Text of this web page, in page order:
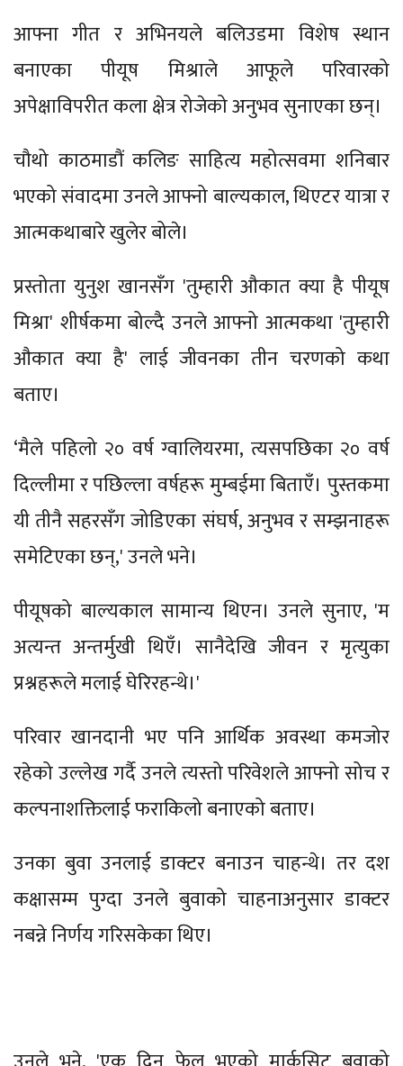
आफ्ना गीत र अभिनयले बलिउडमा विशेष स्थान
बनाएका पीयूष मिश्राले आफूले परिवारको
अपेक्षाविपरीत कला क्षेत्र रोजेको अनुभव सुनाएका छन्।
चौथो काठमाडौं कलिङ साहित्य महोत्सवमा शनिबार
भएको संवादमा उनले आफ्नो बाल्यकाल, थिएटर यात्रा र
आत्मकथाबारे खुलेर बोले।
प्रस्तोता युनुश खानसँग 'तुम्हारी औकात क्या है पीयूष
मिश्रा' शीर्षकमा बोल्दै उनले आफ्नो आत्मकथा 'तुम्हारी
औकात क्या है' लाई जीवनका तीन चरणको कथा
बताए।
‘मैले पहिलो २० वर्ष ग्वालियरमा, त्यसपछिका २० वर्ष
दिल्लीमा र पछिल्ला वर्षहरू मुम्बईमा बिताएँ। पुस्तकमा
यी तीनै सहरसँग जोडिएका संघर्ष, अनुभव र सम्झनाहरू
समेटिएका छन्,' उनले भने।
पीयूषको बाल्यकाल सामान्य थिएन। उनले सुनाए, 'म
अत्यन्त अन्तर्मुखी थिएँ। सानैदेखि जीवन र मृत्युका
प्रश्नहरूले मलाई घेरिरहन्थे।'
परिवार खानदानी भए पनि आर्थिक अवस्था कमजोर
रहेको उल्लेख गर्दै उनले त्यस्तो परिवेशले आफ्नो सोच र
कल्पनाशक्तिलाई फराकिलो बनाएको बताए।
उनका बुवा उनलाई डाक्टर बनाउन चाहन्थे। तर दश
कक्षासम्म पुग्दा उनले बुवाको चाहनाअनुसार डाक्टर
नबन्ने निर्णय गरिसकेका थिए।